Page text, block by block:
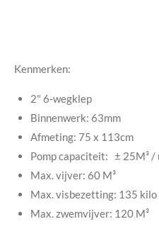
Kenmerken:
2" 6-wegklep
Binnenwerk: 63mm
Afmeting: 75 x 113cm
Pomp capaciteit: ± 25M³ /
Max. vijver: 60 M³
Max. visbezetting: 135 kilo
Max. zwemvijver: 120 M³